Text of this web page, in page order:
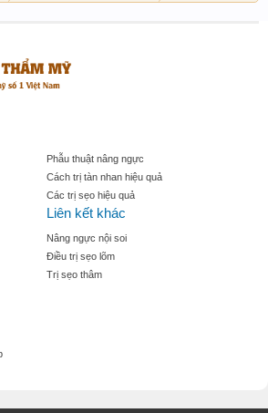
Phẫu thuật nâng ngực
Cách trị tàn nhan hiệu quả
Các trị sẹo hiệu quả
Liên kết khác
Nâng ngực nội soi
Điều trị sẹo lõm
Trị sẹo thâm